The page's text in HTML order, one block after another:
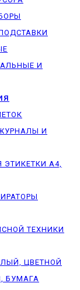
И
И
А4,
ТЕХНИКИ
ЦВЕТНОЙ
БУМАГА